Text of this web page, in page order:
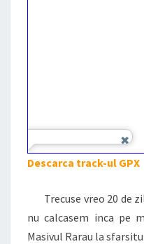
Descarca track-ul GPX
Trecuse vreo 20 de
nu calcasem inca pe
Masivul Rarau la